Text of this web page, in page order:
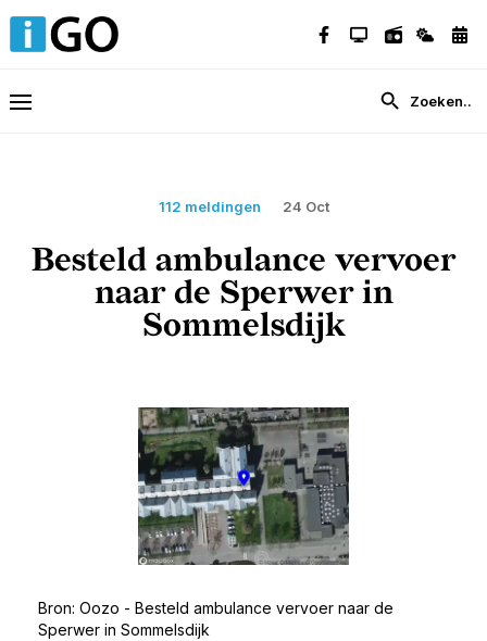
112 meldingen 24 Oct
Besteld ambulance vervoer
naar de Sperwer in
Sommelsdijk
Bron: Oozo - Besteld ambulance vervoer naar de
Sperwer in Sommelsdijk